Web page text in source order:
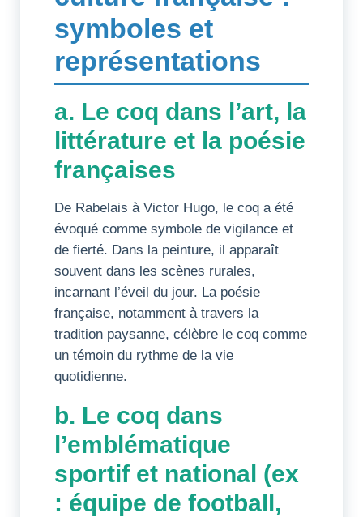
symboles et
représentations
a. Le coq dans l’art, la
littérature et la poésie
françaises
De Rabelais à Victor Hugo, le coq a été
évoqué comme symbole de vigilance et
de fierté. Dans la peinture, il apparaît
souvent dans les scènes rurales,
incarnant l’éveil du jour. La poésie
française, notamment à travers la
tradition paysanne, célèbre le coq comme
un témoin du rythme de la vie
quotidienne.
b. Le coq dans
l’emblématique
sportif et national (ex
: équipe de football,